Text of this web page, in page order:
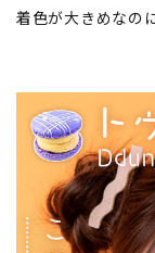
着色が大きめなの